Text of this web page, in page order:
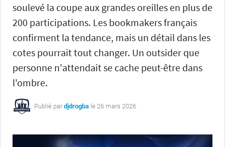
soulevé la coupe aux grandes oreilles en plus de
200 participations. Les bookmakers français
confirment la tendance, mais un détail dans les
cotes pourrait tout changer. Un outsider que
personne n'attendait se cache peut-être dans
l'ombre.
Publié pardjdrogba le 26 mars 2026